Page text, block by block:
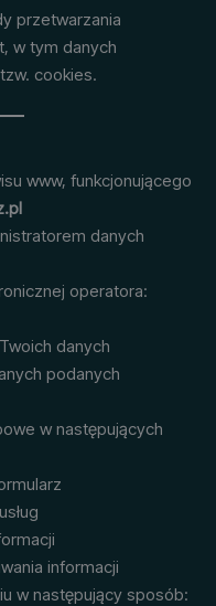
przetwarzania
w tym danych
cookies.
www, funkcjonującego
danych
operatora:
danych
podanych
w następujących
informacji
w następujący sposób: